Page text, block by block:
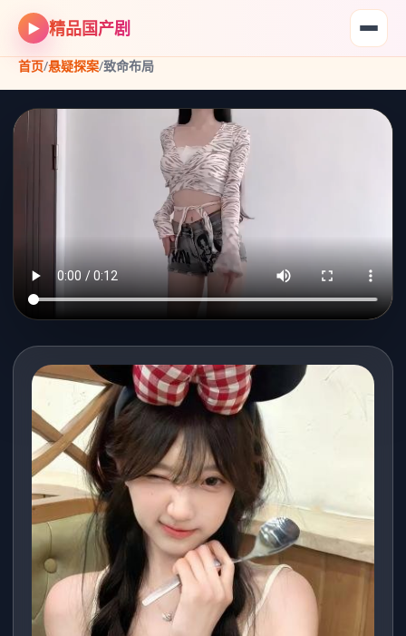
▶ 精品国产剧
首页/悬疑探案/致命布局